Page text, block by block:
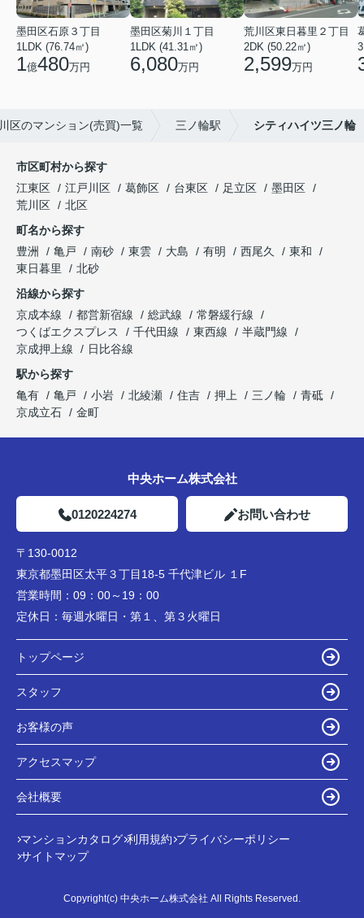
墨田区石原３丁目
1LDK (76.74㎡)
1億480万円
墨田区菊川１丁目
1LDK (41.31㎡)
6,080万円
荒川区東日暮里２丁目
2DK (50.22㎡)
2,599万円
区のマンション(売買)一覧 三ノ輪駅 シティハイツ三ノ輪
市区町村から探す
江東区
江戸川区 葛飾区 台東区 足立区
墨田区
荒川区
北区
町名から探す
豊洲
亀戸 南砂 東雲 大島 有明 西尾久
東和
東日暮里
北砂
沿線から探す
京成本線
都営新宿線 総武線
常磐緩行線
つくばエクスプレス
千代田線 東西線
半蔵門線
京成押上線
日比谷線
駅から探す
亀有
亀戸 小岩 北綾瀬 住吉 押上 三ノ輪
青砥
京成立石
金町
中央ホーム株式会社
0120224274 お問い合わせ
〒130-0012
東京都墨田区太平３丁目18-5 千代津ビル １F
営業時間： 09：00～19：00
定休日： 毎週水曜日・第１、第３火曜日
トップページ
スタッフ
お客様の声
アクセスマップ
会社概要
マンションカタログ 利用規約 プライバシーポリシー
サイトマップ
Copyright(c) 中央ホーム株式会社 All Rights Reserved.